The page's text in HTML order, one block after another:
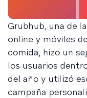
Grubhub, una de
online y móviles
comida, hizo un
los usuarios
del año y utilizó
campaña